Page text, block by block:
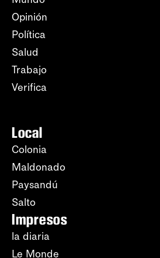
Opinión
Política
Salud
Trabajo
Verifica
Local
Colonia
Maldonado
Paysandú
Salto
Impresos
la diaria
Le Monde